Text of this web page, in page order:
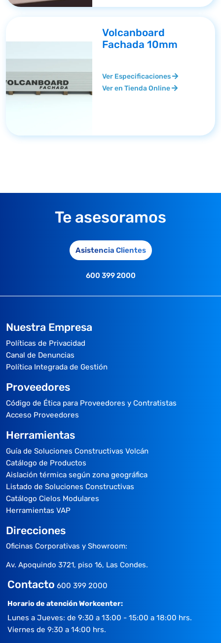
Volcanboard
Fachada 10mm
Ver Especificaciones
Ver en Tienda Online
Te asesoramos
Asistencia Clientes
600 399 2000
Nuestra Empresa
Políticas de Privacidad
Canal de Denuncias
Política Integrada de Gestión
Proveedores
Código de Ética para Proveedores y Contratistas
Acceso Proveedores
Herramientas
Guía de Soluciones Constructivas Volcán
Catálogo de Productos
Aislación térmica según zona geográfica
Listado de Soluciones Constructivas
Catálogo Cielos Modulares
Herramientas VAP
Direcciones
Oficinas Corporativas y Showroom:
Av. Apoquindo 3721, piso 16, Las Condes.
Contacto 600 399 2000
Horario de atención Workcenter:
Lunes a Jueves: de 9:30 a 13:00 - 15:00 a 18:00 hrs.
Viernes de 9:30 a 14:00 hrs.